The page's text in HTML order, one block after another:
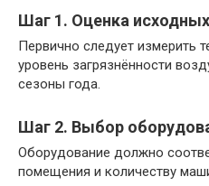
Шаг 1. Оценка
Первично следует измерить
уровень загрязнённости
сезоны года.
Шаг 2. Выбор
Оборудование должно
помещения и количеству